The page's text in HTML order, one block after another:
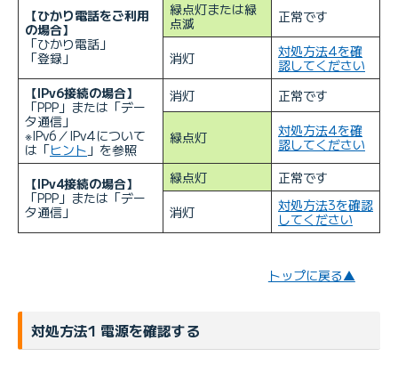
【ひかり電話をご利用
の場合】
「ひかり電話」
「登録」
緑点灯または緑
点滅
正常です
消灯
対処方法4を確
認してください
【IPv6接続の場合】
「PPP」または「デー
タ通信」
※IPv6／IPv4について
は「ヒント 」を参照
消灯 正常です
緑点灯
対処方法4を確
認してください
【IPv4接続の場合】
「PPP」または「デー
タ通信」
緑点灯
正常です
消灯
対処方法3を確認
してください
トップに戻る▲
対処方法1 電源を確認する